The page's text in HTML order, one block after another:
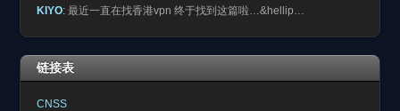
KIYO: 最近一直在找香港vpn 终于找到这篇啦…&hellip…
链接表
CNSS